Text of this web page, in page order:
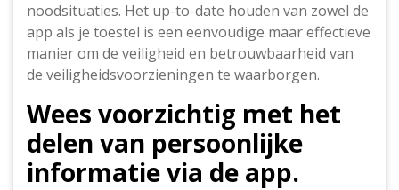
noodsituaties. Het up-to-date houden van zowel de
app als je toestel is een eenvoudige maar effectieve
manier om de veiligheid en betrouwbaarheid van
de veiligheidsvoorzieningen te waarborgen.
Wees voorzichtig met het
delen van persoonlijke
informatie via de app.